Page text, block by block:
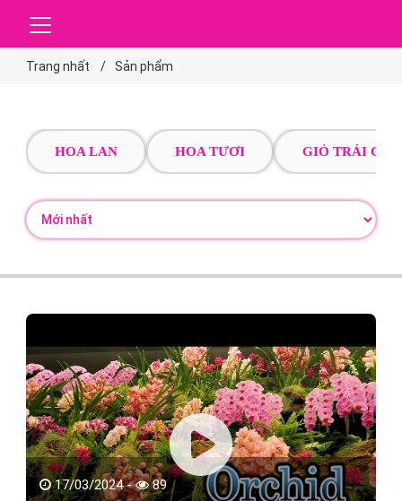
Trang nhất Sản phẩm
HOA LAN HOA TƯƠI GIỎ TRÁI CÂY
17/03/2024 - 89